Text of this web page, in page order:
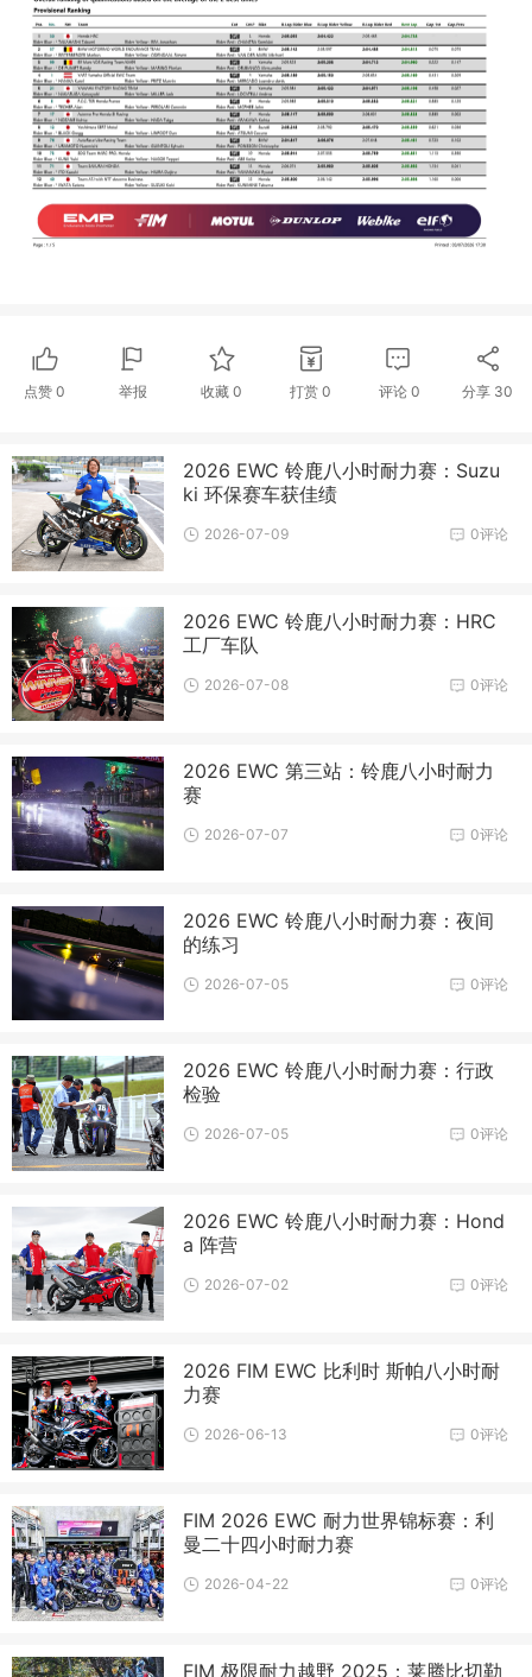
点赞 0 举报 收藏0 打赏 0 评论 0 分享 30
2026 EWC 铃鹿八小时耐力赛：Suzu
ki 环保赛车获佳绩
0评论
2026-07-09
2026 EWC 铃鹿八小时耐力赛：HRC
工厂车队
0评论
2026-07-08
2026 EWC 第三站：铃鹿八小时耐力
赛
0评论
2026-07-07
2026 EWC 铃鹿八小时耐力赛：夜间
的练习
0评论
2026-07-05
2026 EWC 铃鹿八小时耐力赛：行政
检验
0评论
2026-07-05
2026 EWC 铃鹿八小时耐力赛：Hond
a 阵营
0评论
2026-07-02
2026 FIM EWC 比利时 斯帕八小时耐
力赛
0评论
2026-06-13
FIM 2026 EWC 耐力世界锦标赛：利
曼二十四小时耐力赛
0评论
2026-04-22
FIM 极限耐力越野 2025：莱腾比切勒